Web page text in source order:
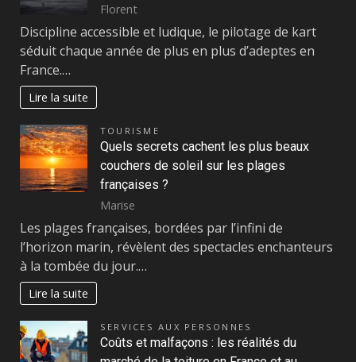
Florent
Discipline accessible et ludique, le pilotage de kart
séduit chaque année de plus en plus d’adeptes en
France.…
Lire la suite
TOURISME
Quels secrets cachent les plus beaux
couchers de soleil sur les plages
françaises ?
Marise
Les plages françaises, bordées par l’infini de
l’horizon marin, révèlent des spectacles enchanteurs
à la tombée du jour.…
Lire la suite
SERVICES AUX PERSONNES
Coûts et malfaçons : les réalités du